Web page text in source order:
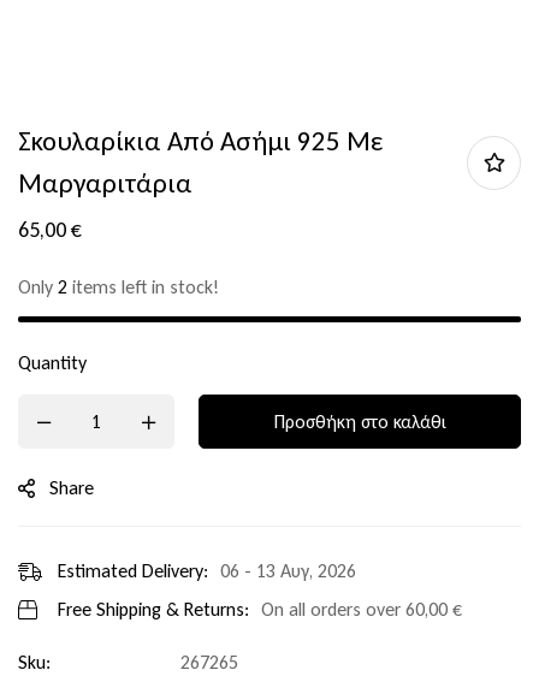
Σκουλαρίκια Από Ασήμι 925 Με
Μαργαριτάρια
65,00€
Only 2 items left in stock!
Quantity
Προσθήκη στο καλάθι
Share
Estimated Delivery: 06 - 13 Αυγ, 2026
Free Shipping & Returns: On all orders over 60,00 €
Sku:
267265